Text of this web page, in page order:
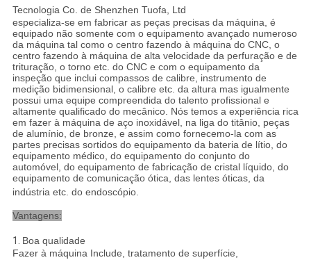
Tecnologia Co. de Shenzhen Tuofa, Ltd
especializa-se em fabricar as peças precisas da máquina, é
equipado não somente com o equipamento avançado numeroso
da máquina tal como o centro fazendo à máquina do CNC, o
centro fazendo à máquina de alta velocidade da perfuração e de
trituração, o torno etc. do CNC e com o equipamento da
inspeção que inclui compassos de calibre, instrumento de
medição bidimensional, o calibre etc. da altura mas igualmente
possui uma equipe compreendida do talento profissional e
altamente qualificado do mecânico. Nós temos a experiência rica
em fazer à máquina de aço inoxidável, na liga do titânio, peças
de alumínio, de bronze, e assim como fornecemo-la com as
partes precisas sortidos do equipamento da bateria de lítio, do
equipamento médico, do equipamento do conjunto do
automóvel, do equipamento de fabricação de cristal líquido, do
equipamento de comunicação ótica, das lentes óticas, da
indústria etc. do endoscópio.
Vantagens:
1. Boa qualidade
Fazer à máquina Include, tratamento de superfície,